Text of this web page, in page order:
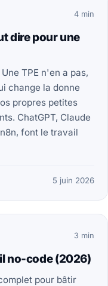
4 min
dire pour une
TPE n'en a pas,
change la donne
propres petites
ChatGPT, Claude
font le travail
5 juin 2026
3 min
no-code (2026)
pour bâtir